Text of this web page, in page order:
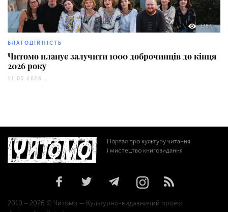
1384
БЛАГОДІЙНІСТЬ
Читомо планує залучити 1000 доброчинців до кінця
2026 року
11.05.2026 -
Портал про культуру читання
і мистецтво книговидання
2010 – 2026 © Читомо — Культурно-видавничий проект